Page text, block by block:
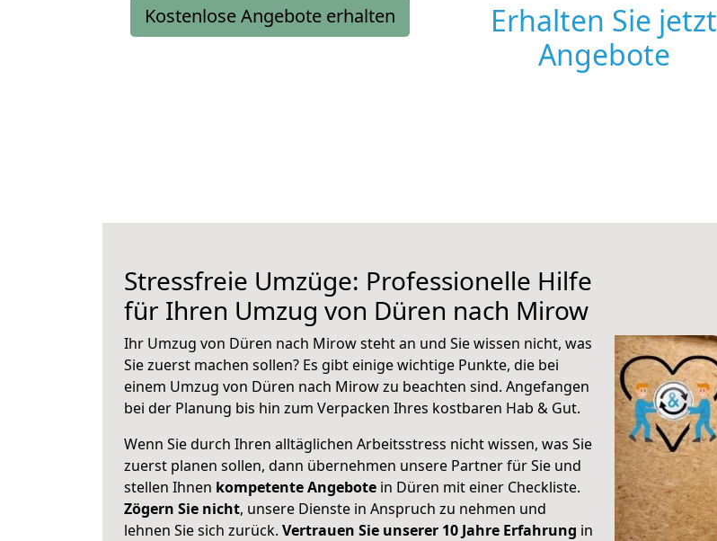
Kostenlose Angebote erhalten
Erhalten Sie jetzt
Angebote
Stressfreie Umzüge: Professionelle Hilfe
für Ihren Umzug von Düren nach Mirow
Ihr Umzug von Düren nach Mirow steht an und Sie wissen nicht, was
Sie zuerst machen sollen? Es gibt einige wichtige Punkte, die bei
einem Umzug von Düren nach Mirow zu beachten sind. Angefangen
bei der Planung bis hin zum Verpacken Ihres kostbaren Hab & Gut.
Wenn Sie durch Ihren alltäglichen Arbeitsstress nicht wissen, was Sie
zuerst planen sollen, dann übernehmen unsere Partner für Sie und
stellen Ihnen kompetente Angebote in Düren mit einer Checkliste.
Zögern Sie nicht, unsere Dienste in Anspruch zu nehmen und
lehnen Sie sich zurück. Vertrauen Sie unserer 10 Jahre Erfahrung in